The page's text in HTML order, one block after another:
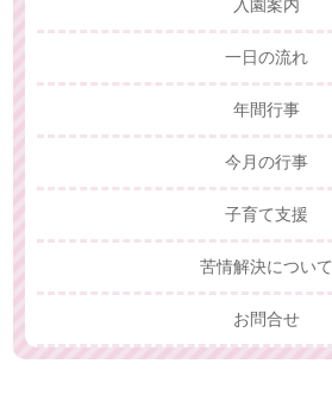
入園案内
一日の流れ
年間行事
今月の行事
子育て支援
苦情解決について
お問合せ